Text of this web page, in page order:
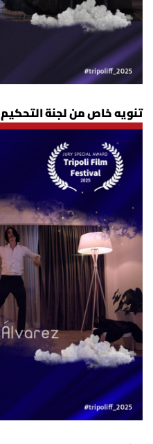
تنويه خاص من لجنة التحكيم